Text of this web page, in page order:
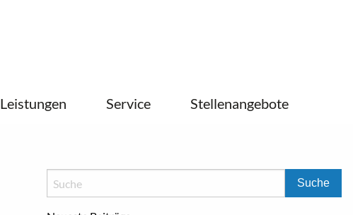
Leistungen Service Stellenangebote